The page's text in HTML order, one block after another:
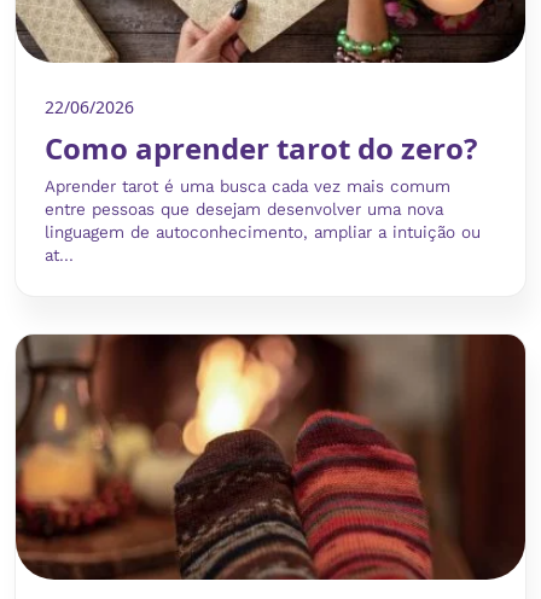
22/06/2026
Como aprender tarot do zero?
Aprender tarot é uma busca cada vez mais comum
entre pessoas que desejam desenvolver uma nova
linguagem de autoconhecimento, ampliar a intuição ou
at...